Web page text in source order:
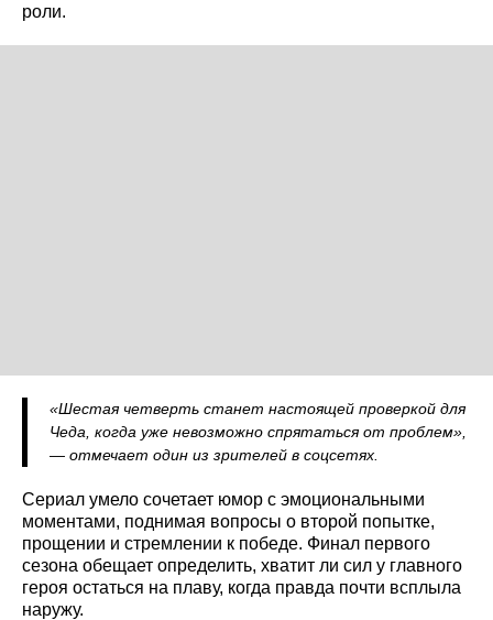
роли.
«Шестая четверть станет настоящей проверкой для
Чеда, когда уже невозможно спрятаться от проблем»,
— отмечает один из зрителей в соцсетях.
Сериал умело сочетает юмор с эмоциональными
моментами, поднимая вопросы о второй попытке,
прощении и стремлении к победе. Финал первого
сезона обещает определить, хватит ли сил у главного
героя остаться на плаву, когда правда почти всплыла
наружу.